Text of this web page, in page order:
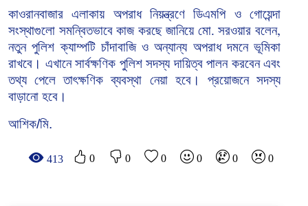
কাওরানবাজার এলাকায় অপরাধ নিয়ন্ত্রণে ডিএমপি ও গোয়েন্দা
সংস্থাগুলো সমন্বিতভাবে কাজ করছে জানিয়ে মো.সরওয়ার বলেন,
নতুন পুলিশ ক্যাম্পটি চাঁদাবাজি ও অন্যান্য অপরাধ দমনে ভূমিকা
রাখবে। এখানে সার্বক্ষণিক পুলিশ সদস্য দায়িত্ব পালন করবেন এবং
তথ্য পেলে তাৎক্ষণিক ব্যবস্থা নেয়া হবে। প্রয়োজনে সদস্য
বাড়ানো হবে।
আশিক/মি.
413 0 0 0 0 0 0